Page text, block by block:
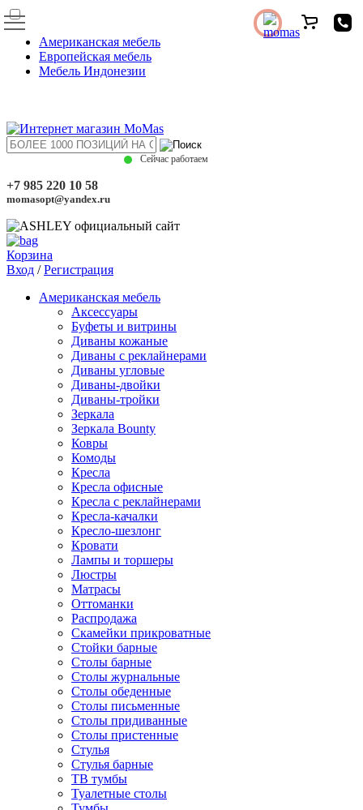
Американская мебель
Европейская мебель
Мебель Индонезии
Сейчас работаем
+7 985 220 10 58
momasopt@yandex.ru
Корзина
Вход /Регистрация
Американская мебель
Аксессуары
Буфеты и витрины
Диваны кожаные
Диваны с реклайнерами
Диваны угловые
Диваны-двойки
Диваны-тройки
Зеркала
Зеркала Bounty
Ковры
Комоды
Кресла
Кресла офисные
Кресла с реклайнерами
Кресла-качалки
Кресло-шезлонг
Кровати
Лампы и торшеры
Люстры
Матрасы
Оттоманки
Распродажа
Скамейки прикроватные
Стойки барные
Столы барные
Столы журнальные
Столы обеденные
Столы письменные
Столы придиванные
Столы пристенные
Стулья
Стулья барные
ТВ тумбы
Туалетные столы